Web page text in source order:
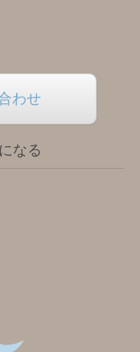
わせ
なる